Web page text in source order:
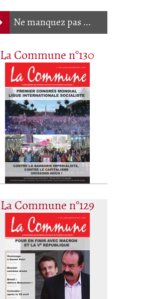
Ne manquez pas ...
La Commune n°130
La Commune n°129